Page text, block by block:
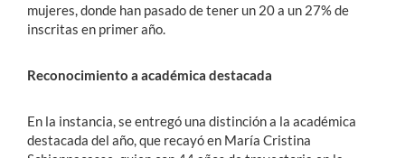
mujeres, donde han pasado de tener un 20 a un 27% de
inscritas en primer año.
Reconocimiento a académica destacada
En la instancia, se entregó una distinción a la académica
destacada del año, que recayó en María Cristina